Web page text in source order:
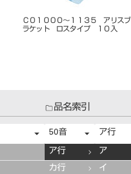
Ｃ０１０００～１１３５ アリスブ
ラケット ロスタイプ １０入
品名索引
50音
ア行
カ行
ア行
ア
イ